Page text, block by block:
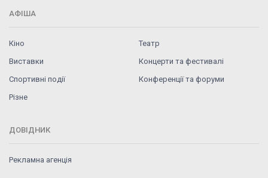
АФІША
Кіно
Театр
Виставки
Концерти та фестивалі
Спортивні події
Конференції та форуми
Різне
ДОВІДНИК
Рекламна агенція